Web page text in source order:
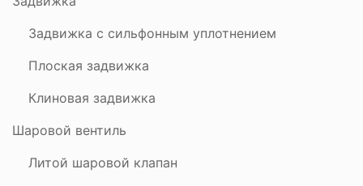
Задвижка с сильфонным уплотнением
Плоская задвижка
Клиновая задвижка
Шаровой вентиль
Литой шаровой клапан